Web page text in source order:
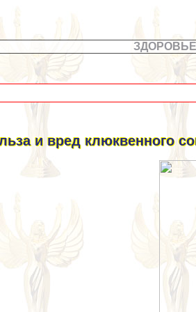
ЗДОРОВЬЕ
и вред клюквенного